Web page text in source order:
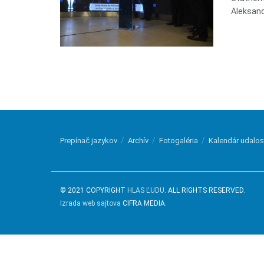
Prepínač jazykov Archív Fotogaléria Kalendár
© 2021 COPYRIGHT HLAS ĽUDU. ALL RIGHTS RESERVED.
Izrada web sajtova CIFRA MEDIA.